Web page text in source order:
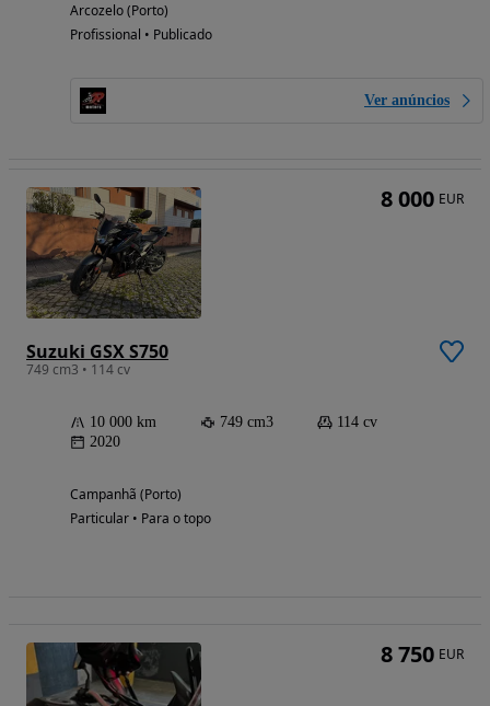
Arcozelo (Porto)
Profissional • Publicado
Ver anúncios
Suzuki GSX S750
749 cm3 • 114 cv
10 000 km 749 cm3
114 cv
2020
Campanhã (Porto)
Particular • Para o topo
8 000 EUR
8 750 EUR